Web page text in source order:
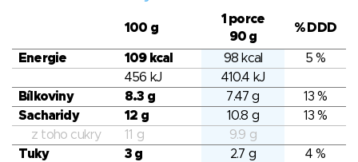
100 g
1 porce
90 g
% DDD
Energie 109 kcal 98 kcal
5 %
456 kJ
410.4 kJ
Bílkoviny
8.3 g 7.47 g
13 %
Sacharidy
12 g 10.8 g
13 %
z toho cukry
11 g
9.9 g
Tuky
3 g 2.7 g
4 %